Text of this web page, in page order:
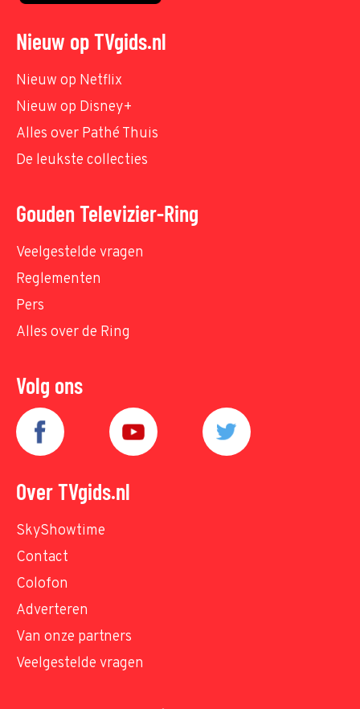
Nieuw op TVgids.nl
Nieuw op Netflix
Nieuw op Disney+
Alles over Pathé Thuis
De leukste collecties
Gouden Televizier-Ring
Veelgestelde vragen
Reglementen
Pers
Alles over de Ring
Volg ons
Over TVgids.nl
SkyShowtime
Contact
Colofon
Adverteren
Van onze partners
Veelgestelde vragen